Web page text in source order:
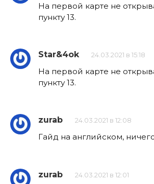
На первой карте не
пункту 13.
Star&4ok 24.03.2021 в 15:18
На первой карте не
пункту 13.
zurab 24.03.2021 в 12:08
Гайд на английском,
zurab 24.03.2021 в 12:01